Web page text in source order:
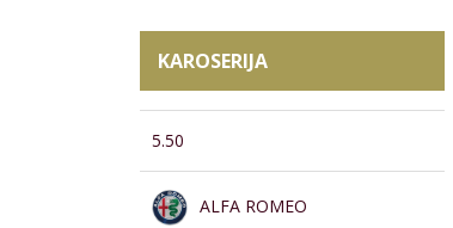
KAROSERIJA
5.50
ALFA ROMEO